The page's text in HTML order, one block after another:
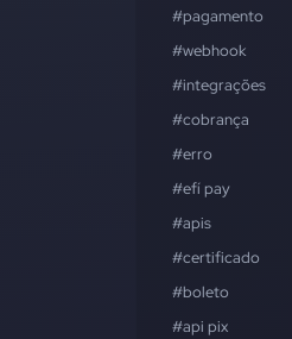
#pagamento
#webhook
#integrações
#cobrança
#erro
#efí pay
#apis
#certificado
#boleto
#api pix